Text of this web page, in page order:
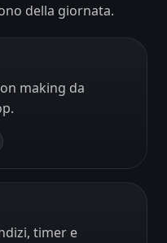
della giornata.
making da
timer e